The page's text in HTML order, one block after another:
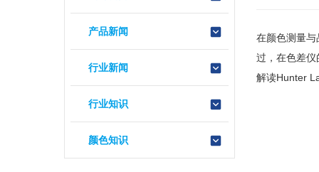
产品新闻
行业新闻
行业知识
颜色知识
在颜色测量
过，在色差
解读Hunter